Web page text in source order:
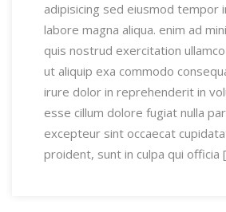
adipisicing sed eiusmod tempor
labore magna aliqua. enim ad
quis nostrud exercitation
ut aliquip exa commodo
irure dolor in reprehenderit in
esse cillum dolore fugiat nulla
excepteur sint occaecat
proident, sunt in culpa qui officia